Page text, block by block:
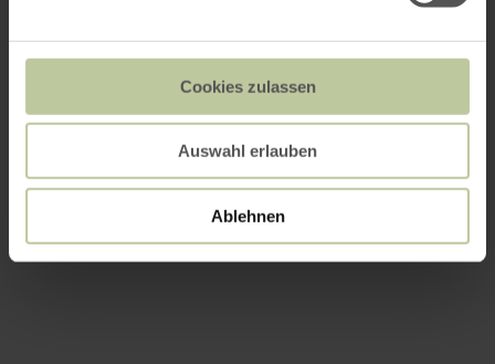
Cookies zulassen
Auswahl erlauben
Ablehnen